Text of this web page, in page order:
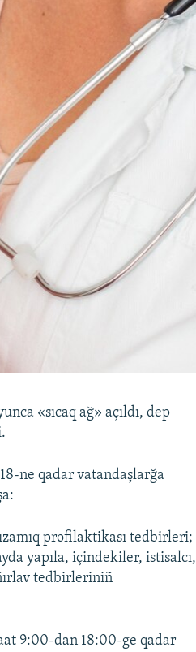
«sıcaq ağ» açıldı, dep
ne qadar vatandaşlarğa
profilaktikası tedbirleri;
yapıla, içindekiler, istisalcı,
tedbirleriniñ
9:00-dan 18:00-ge qadar